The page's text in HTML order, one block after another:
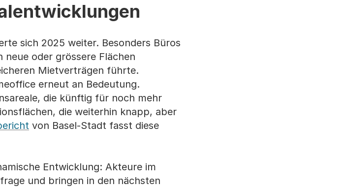
sich 2025 weiter. Besonders Büros
oder grössere Flächen
Mietverträgen führte.
erneut an Bedeutung.
die künftig für noch mehr
die weiterhin knapp, aber
von Basel-Stadt fasst diese
Entwicklung: Akteure im
und bringen in den nächsten